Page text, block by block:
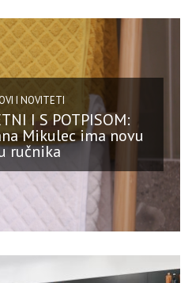
I NOVITETI
I S POTPISOM:
Mikulec ima novu
ručnika